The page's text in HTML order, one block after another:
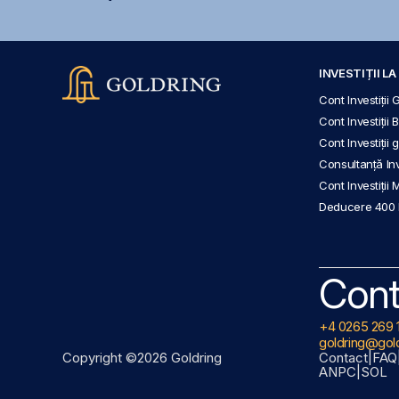
INVESTIȚII LA
Cont Investiții
Cont Investiții
Cont Investiții
Consultanță
Cont Investiții
Deducere 400
+4 0265 269
Copyright ©2026 Goldring
Contact FAQ
ANPC SOL